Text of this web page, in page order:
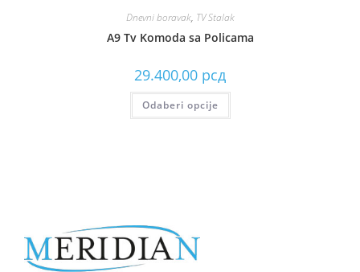
Dnevni boravak, TV Stalak
A9 Tv Komoda sa Policama
29.400,00 рсд
Odaberi opcije